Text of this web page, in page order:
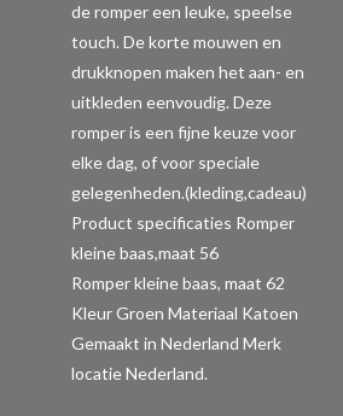
de romper een leuke, speelse
touch. De korte mouwen en
drukknopen maken het aan- en
uitkleden eenvoudig. Deze
romper is een fijne keuze voor
elke dag, of voor speciale
gelegenheden.(kleding,cadeau)
Product specificaties Romper
kleine baas,maat 56
Romper kleine baas, maat 62
Kleur Groen Materiaal Katoen
Gemaakt in Nederland Merk
locatie Nederland.